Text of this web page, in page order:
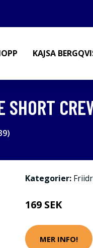
KAJSA
SHORT
Kategorier:
169 SEK
MER INFO!